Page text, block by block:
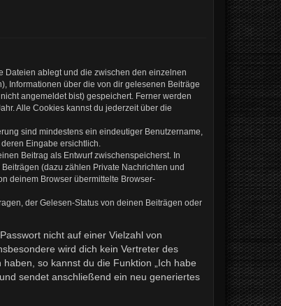
Dateien ablegt und die zwischen den einzelnen
Informationen über die von dir gelesenen Beiträge
angemeldet bist) gespeichert. Ferner werden
Alle Cookies kannst du jederzeit über die
sind mindestens ein eindeutiger Benutzername,
Eingabe ersichtlich.
Beitrag als Entwurf zwischenspeicherst. In
(dazu zählen Private Nachrichten und
deinem Browser übermittelte Browser-
der Gelesen-Status von deinen Beiträgen oder
nicht auf einer Vielzahl von
wird dich kein Vertreter des
so kannst du die Funktion „Ich habe
sendet anschließend ein neu generiertes